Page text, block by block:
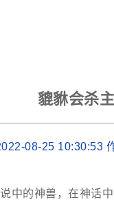
貔貅会杀
08-25
中的神兽，在神话